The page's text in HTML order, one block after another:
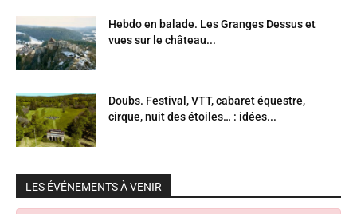
Hebdo en balade. Les Granges Dessus et
vues sur le château...
Doubs. Festival, VTT, cabaret équestre,
cirque, nuit des étoiles… : idées...
LES ÉVÉNEMENTS À VENIR